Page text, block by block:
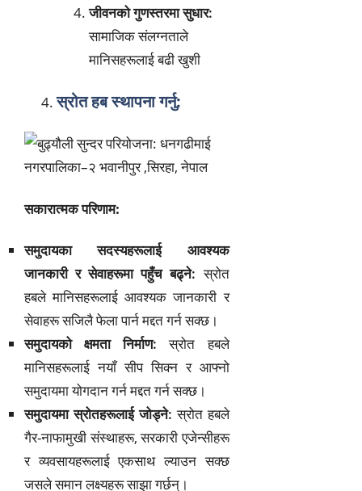
जीवनको गुणस्तरमा सुधार:
सामाजिक संलग्नताले
मानिसहरूलाई बढी खुशी
स्रोत हब स्थापना गर्नु:
सकारात्मक परिणाम:
समुदायका सदस्यहरूलाई आवश्यक
जानकारी र सेवाहरूमा पहुँच बढ्ने: स्रोत
हबले मानिसहरूलाई आवश्यक जानकारी र
सेवाहरू सजिलै फेला पार्न मद्दत गर्न सक्छ।
समुदायको क्षमता निर्माण: स्रोत हबले
मानिसहरूलाई नयाँ सीप सिक्न र आफ्नो
समुदायमा योगदान गर्न मद्दत गर्न सक्छ।
समुदायमा स्रोतहरूलाई जोड्ने: स्रोत हबले
गैर-नाफामुखी संस्थाहरू, सरकारी एजेन्सीहरू
र व्यवसायहरूलाई एकसाथ ल्याउन सक्छ
जसले समान लक्ष्यहरू साझा गर्छन्।